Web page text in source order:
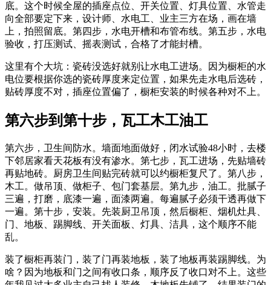
底。这个时候全屋的插座点位、开关位置、灯具位置、水管走
向全部要定下来，设计师、水电工、业主三方在场，画在墙
上，拍照留底。第四步，水电开槽和布管布线。第五步，水电
验收，打压测试、摇表测试，合格了才能封槽。
这里有个大坑：瓷砖没选好就别让水电工进场。因为橱柜的水
电位要根据你选的瓷砖厚度来定位置，如果先走水电后选砖，
贴砖厚度不对，插座位置偏了，橱柜安装的时候各种对不上。
第六步到第十步，瓦工木工油工
第六步，卫生间防水。墙面地面做好，闭水试验48小时，去楼
下邻居家看天花板有没有渗水。第七步，瓦工进场，先贴墙砖
再贴地砖。厨房卫生间贴完砖就可以约橱柜复尺了。第八步，
木工。做吊顶、做柜子、包门套基层。第九步，油工。批腻子
三遍，打磨，底漆一遍，面漆两遍。每遍腻子必须干透再做下
一遍。第十步，安装。先装厨卫吊顶，然后橱柜、烟机灶具、
门、地板、踢脚线、开关面板、灯具、洁具，这个顺序不能
乱。
装了橱柜再装门，装了门再装地板，装了地板再装踢脚线。为
啥？因为地板和门之间有收口条，顺序反了收口对不上。这些